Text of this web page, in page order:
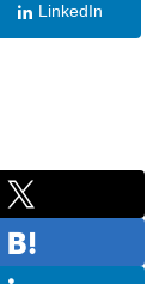
LinkedIn